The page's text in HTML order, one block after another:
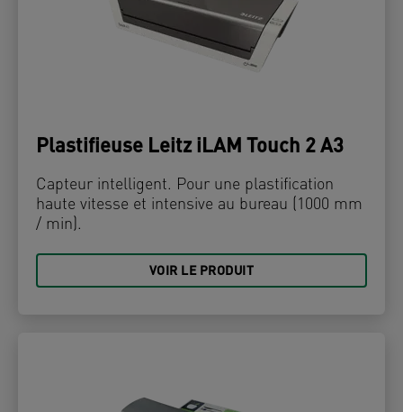
Plastifieuse Leitz iLAM Touch 2 A3
Capteur intelligent. Pour une plastification
haute vitesse et intensive au bureau (1000 mm
/ min).
VOIR LE PRODUIT